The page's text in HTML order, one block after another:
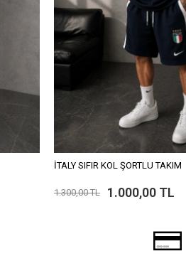
İTALY SIFIR KOL ŞORTLU TAKIM
1.300,00 TL 1.000,00 TL